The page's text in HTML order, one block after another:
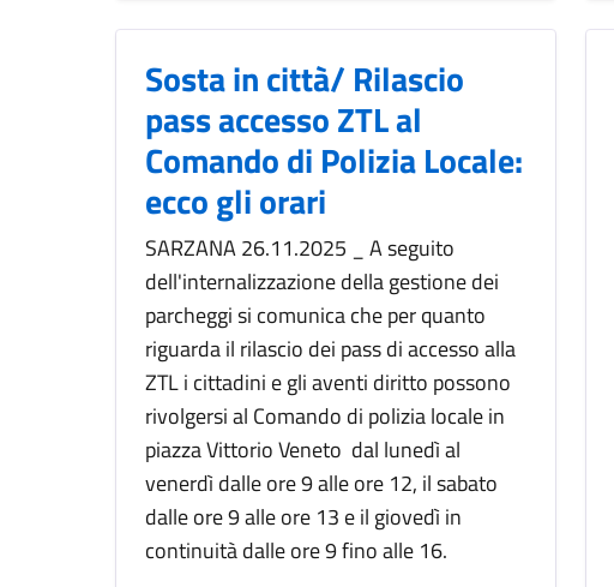
Sosta in città/ Rilascio
pass accesso ZTL al
Comando di Polizia Locale:
ecco gli orari
SARZANA 26.11.2025 _ A seguito
dell'internalizzazione della gestione dei
parcheggi si comunica che per quanto
riguarda il rilascio dei pass di accesso alla
ZTL i cittadini e gli aventi diritto possono
rivolgersi al Comando di polizia locale in
piazza Vittorio Veneto dal lunedì al
venerdì dalle ore 9 alle ore 12, il sabato
dalle ore 9 alle ore 13 e il giovedì in
continuità dalle ore 9 fino alle 16.